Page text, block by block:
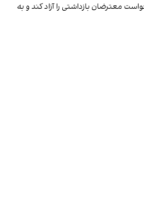
معترضان بازداشتی را آزاد کند و به